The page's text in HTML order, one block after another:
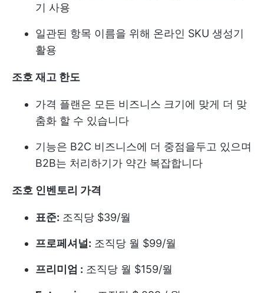
기 사용
일관된 항목 이름을 위해 온라인 SKU 생성기
활용
조호 재고 한도
가격 플랜은 모든 비즈니스 크기에 맞게 더 맞
춤화 할 수 있습니다
기능은 B2C 비즈니스에 더 중점을두고 있으며
B2B는 처리하기가 약간 복잡합니다
조호 인벤토리 가격
표준: 조직당 $39/월
프로페셔널: 조직당 월 $99/월
프리미엄 : 조직당 월 $159/월